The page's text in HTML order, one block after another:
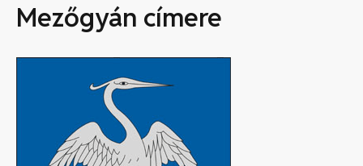
Mezőgyán címere